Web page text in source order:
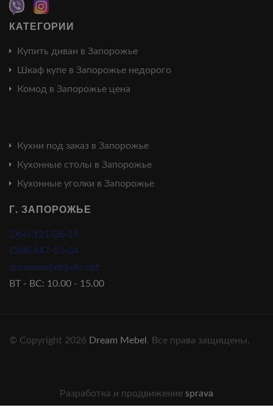
КАТЕГОРИИ
Купить диван в Запорожье
Шкаф купе в Запорожье недорого
Комод в Запорожье цена
Кухни под заказ в Запорожье
Кухонные столы в Запорожье
Кухонные уголки в Запорожье
Г. ЗАПОРОЖЬЕ
(066) 121-06-15
(068) 447-13-04
dreammebel@ukr.net
ВТ - ВС: 10.00 - 15.00
© Copyright 2026 Dream Mebel. Все права защищены.
Разработка и продвижение sprava